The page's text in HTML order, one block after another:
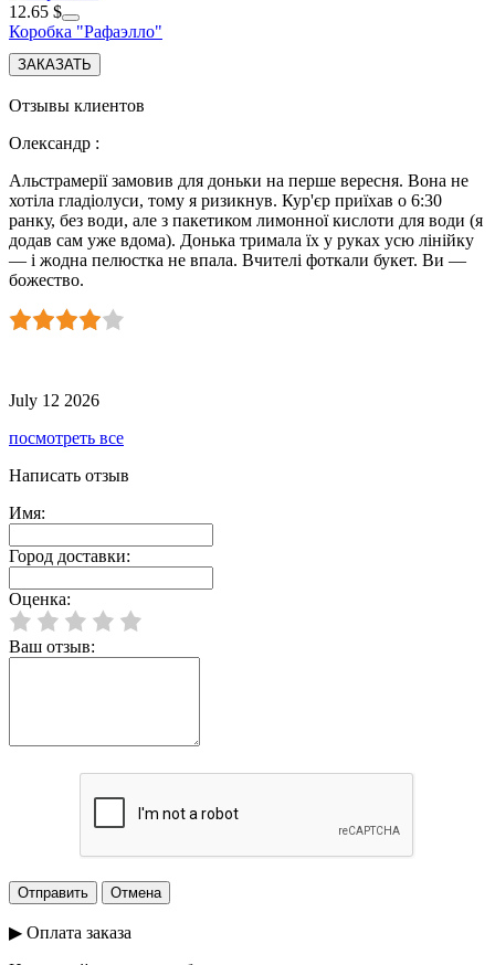
12.65 $
Коробка "Рафаэлло"
Отзывы клиентов
Олександр :
Альстрамерії замовив для доньки на перше вересня. Вона не
хотіла гладіолуси, тому я ризикнув. Кур'єр приїхав о 6:30
ранку, без води, але з пакетиком лимонної кислоти для води (я
додав сам уже вдома). Донька тримала їх у руках усю лінійку
— і жодна пелюстка не впала. Вчителі фоткали букет. Ви —
божество.
July 12 2026
посмотреть все
Написать отзыв
Имя:
Город доставки:
Оценка:
Ваш отзыв:
▶ Оплата заказа